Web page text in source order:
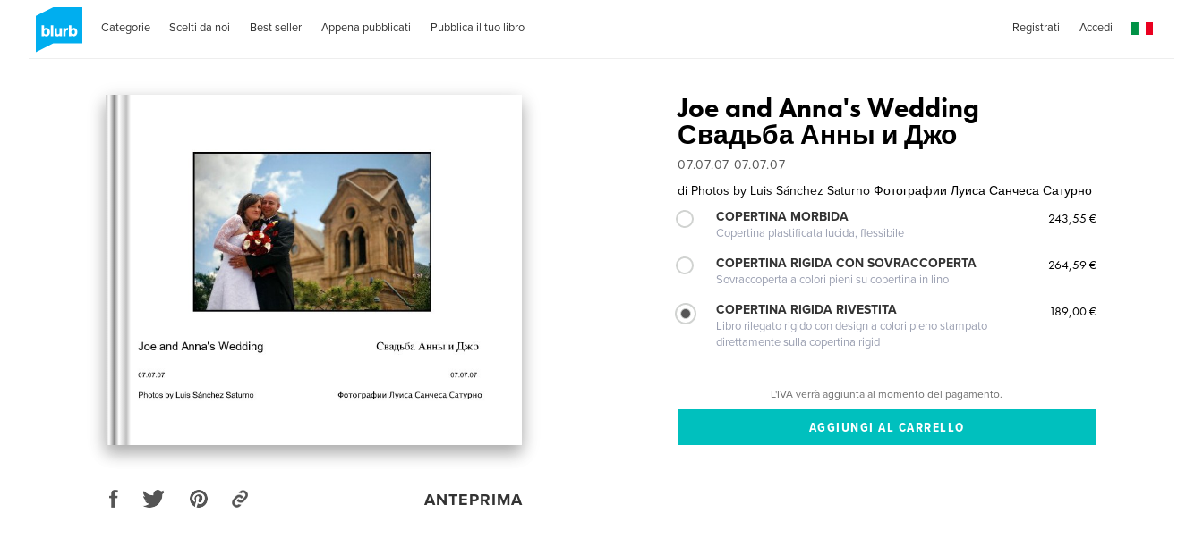
Categorie Scelti da noi Best seller Appena pubblicati Pubblica il tuo libro Registrati Accedi
ANTEPRIMA
Joe and Anna's Wedding
Свадьба Анны и Джо
07.07.07 07.07.07
di Photos by Luis Sánchez Saturno Фотографии Луиса Санчеса Сатурно
COPERTINA MORBIDA
Copertina plastificata lucida, flessibile
243,55 €
COPERTINA RIGIDA CON SOVRACCOPERTA
Sovraccoperta a colori pieni su copertina in lino
264,59 €
COPERTINA RIGIDA RIVESTITA
Libro rilegato rigido con design a colori pieno stampato
direttamente sulla copertina rigid
189,00 €
L'IVA verrà aggiunta al momento del pagamento.